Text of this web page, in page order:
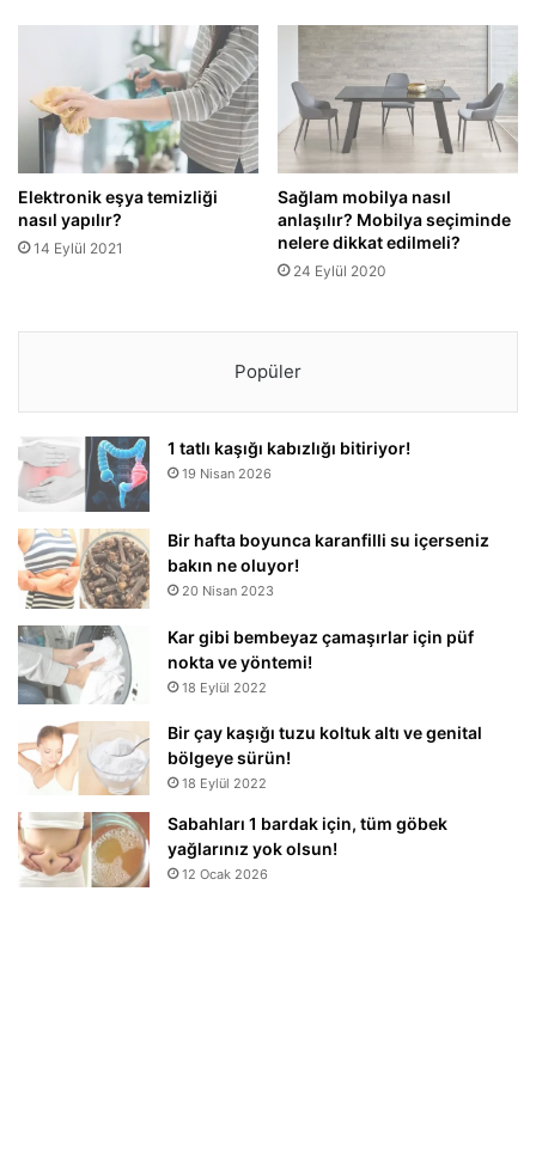
Elektronik eşya temizliği
nasıl yapılır?
14 Eylül 2021
Sağlam mobilya nasıl
anlaşılır? Mobilya seçiminde
nelere dikkat edilmeli?
24 Eylül 2020
Popüler
1 tatlı kaşığı kabızlığı bitiriyor!
19 Nisan 2026
Bir hafta boyunca karanfilli su içerseniz
bakın ne oluyor!
20 Nisan 2023
Kar gibi bembeyaz çamaşırlar için püf
nokta ve yöntemi!
18 Eylül 2022
Bir çay kaşığı tuzu koltuk altı ve genital
bölgeye sürün!
18 Eylül 2022
Sabahları 1 bardak için, tüm göbek
yağlarınız yok olsun!
12 Ocak 2026